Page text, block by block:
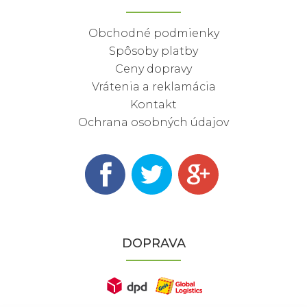
Obchodné podmienky
Spôsoby platby
Ceny dopravy
Vrátenia a reklamácia
Kontakt
Ochrana osobných údajov
DOPRAVA